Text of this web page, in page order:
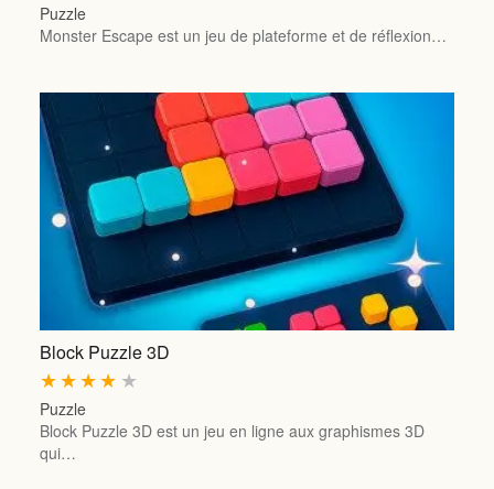
Puzzle
Monster Escape est un jeu de plateforme et de réflexion…
Block Puzzle 3D
★
★
★
★
★
Puzzle
Block Puzzle 3D est un jeu en ligne aux graphismes 3D
qui…